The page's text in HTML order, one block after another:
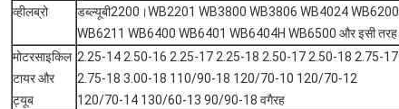
व्हीलब्रो
डब्ल्यूबी2200।WB2201 WB3800 WB3806 WB4024 WB6200
WB6211 WB6400 WB6401 WB6404H WB6500 और इसी तरह
मोटरसाइकिल
टायर और
ट्यूब
2.25-14 2.50-16 2.25-17 2.25-18 2.50-17 2.50-18 2.75-17
2.75-18 3.00-18 110/90-18 120/70-10 120/70-12
120/70-14 130/60-13 90/90-18 वगैरह